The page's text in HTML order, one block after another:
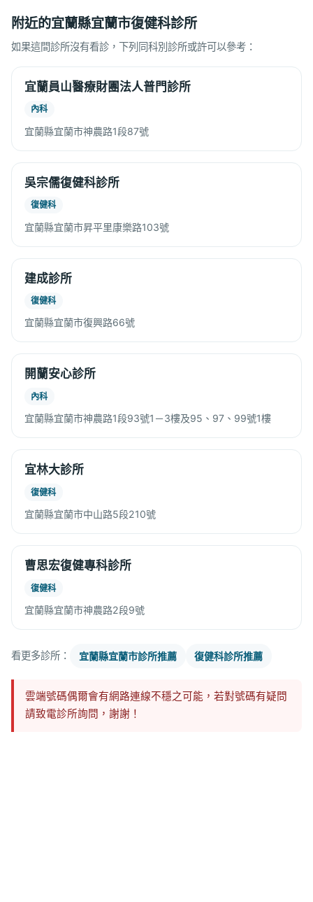
附近的宜蘭縣宜蘭市復健科診所
如果這間診所沒有看診，下列同科別診所或許可以參考：
宜蘭員山醫療財團法人普門診所
內科
宜蘭縣宜蘭市神農路1段87號
吳宗儒復健科診所
復健科
宜蘭縣宜蘭市昇平里康樂路103號
建成診所
復健科
宜蘭縣宜蘭市復興路66號
開蘭安心診所
內科
宜蘭縣宜蘭市神農路1段93號1－3樓及95、97、99號1樓
宜林大診所
復健科
宜蘭縣宜蘭市中山路5段210號
曹思宏復健專科診所
復健科
宜蘭縣宜蘭市神農路2段9號
看更多診所： 宜蘭縣宜蘭市診所推薦 復健科診所推薦
雲端號碼偶爾會有網路連線不穩之可能，若對號碼有疑問
請致電診所詢問，謝謝！